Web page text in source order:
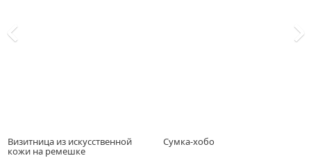
Визитница из искусственной
кожи на ремешке
Сумка-хобо